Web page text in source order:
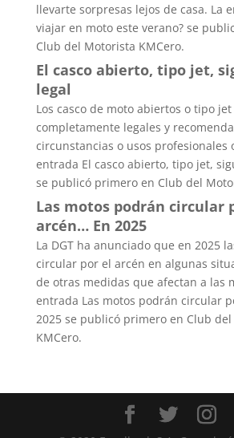
llevarte sorpresas lejos de casa. La
viajar en moto este verano? se
Club del Motorista KMCero.
El casco abierto, tipo jet,
legal
Los casco de moto abiertos o tipo jet
completamente legales y
circunstancias o usos profesionales
entrada El casco abierto, tipo jet,
se publicó primero en Club del
Las motos podrán circular
arcén… En 2025
La DGT ha anunciado que en 2025
circular por el arcén en algunas
de otras medidas que afectan a las
entrada Las motos podrán circular
2025 se publicó primero en Club
KMCero.